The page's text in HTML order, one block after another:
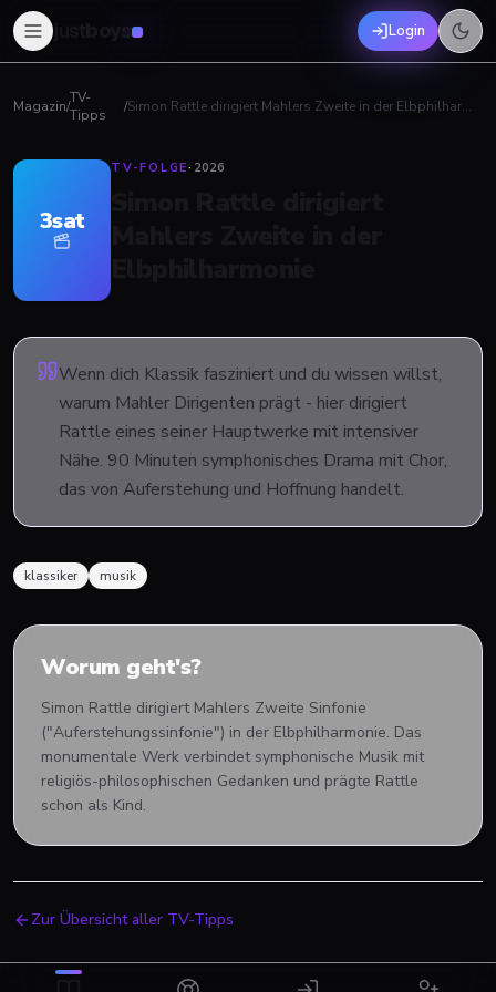
boys Login
Magazin/TV-
Tipps
/ Simon Rattle dirigiert Mahlers Zweite in der Elbphilharmonie
3sat
TV-FOLGE· 2026
Wenn dich Klassik fasziniert und du wissen willst,
warum Mahler Dirigenten prägt - hier dirigiert
Rattle eines seiner Hauptwerke mit intensiver
Nähe. 90 Minuten symphonisches Drama mit Chor,
das von Auferstehung und Hoffnung handelt.
klassiker musik
Worum geht's?
Simon Rattle dirigiert Mahlers Zweite Sinfonie
("Auferstehungssinfonie") in der Elbphilharmonie. Das
monumentale Werk verbindet symphonische Musik mit
religiös-philosophischen Gedanken und prägte Rattle
schon als Kind.
Zur Übersicht aller TV-Tipps